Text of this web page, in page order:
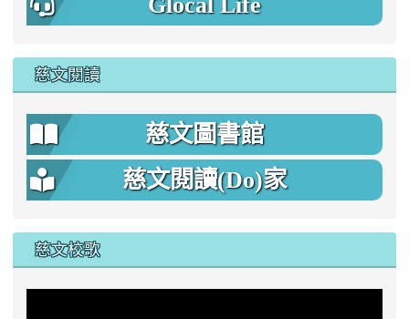
慈文閱讀
慈文圖書館
慈文閱讀(Do)家
慈文校歌